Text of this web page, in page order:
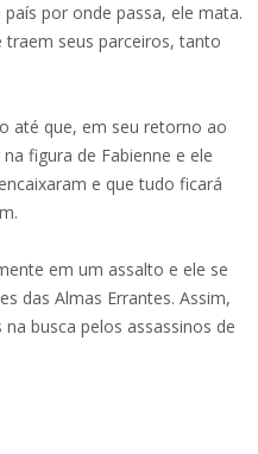
por onde passa, ele mata.
traem seus parceiros, tanto
até que, em seu retorno ao
figura de Fabienne e ele
e que tudo ficará
em um assalto e ele se
das Almas Errantes. Assim,
busca pelos assassinos de